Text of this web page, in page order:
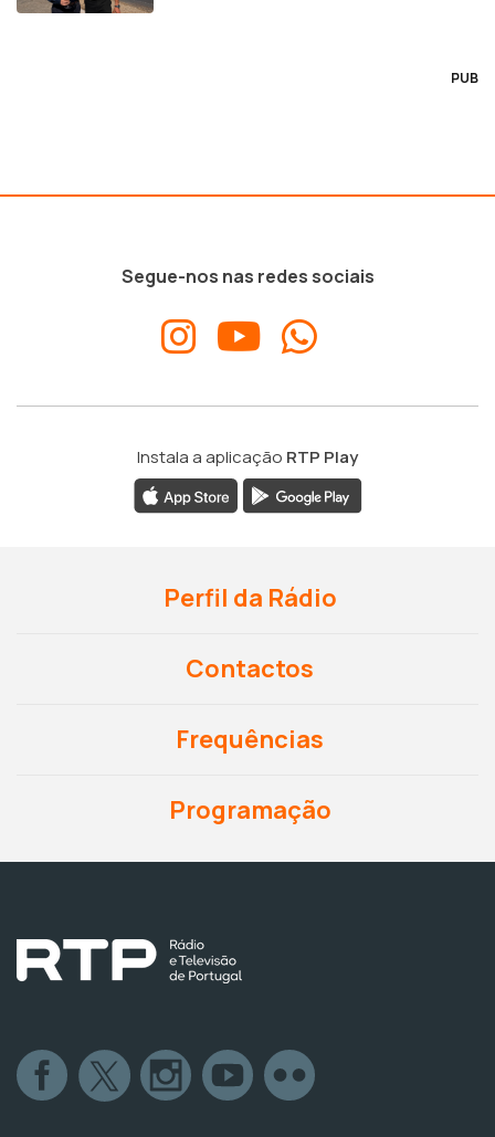
PUB
Segue-nos nas redes sociais
Instala a aplicação RTP Play
Perfil da Rádio
Contactos
Frequências
Programação